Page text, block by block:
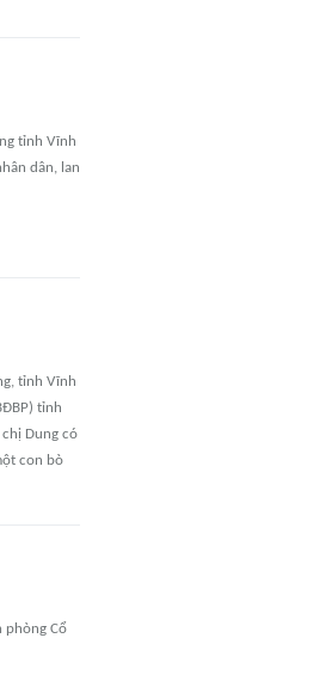
tỉnh Vĩnh
dân, lan
tỉnh Vĩnh
tỉnh
Dung có
con bò
phòng Cổ